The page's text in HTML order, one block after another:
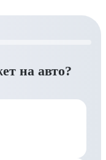
на авто?